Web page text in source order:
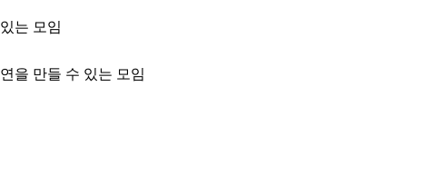
는 모임
을 만들 수 있는 모임